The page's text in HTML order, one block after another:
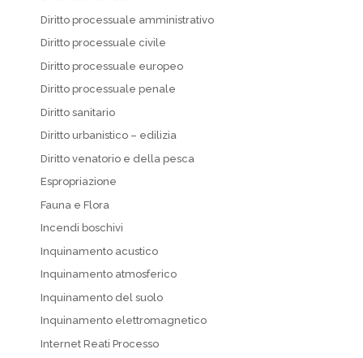
Diritto processuale amministrativo
Diritto processuale civile
Diritto processuale europeo
Diritto processuale penale
Diritto sanitario
Diritto urbanistico – edilizia
Diritto venatorio e della pesca
Espropriazione
Fauna e Flora
Incendi boschivi
Inquinamento acustico
Inquinamento atmosferico
Inquinamento del suolo
Inquinamento elettromagnetico
Internet Reati Processo